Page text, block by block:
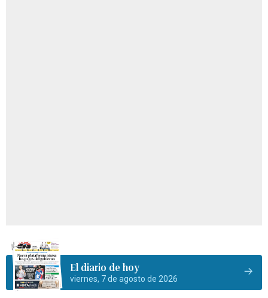
El diario de hoy
viernes, 7 de agosto de 2026